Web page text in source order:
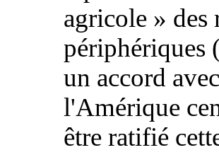
agricole » des
périphériques
un accord
l'Amérique
être ratifié